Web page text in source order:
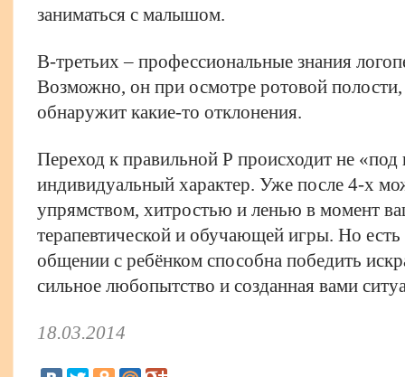
заниматься с малышом.
В-третьих – профессиональные знания
Возможно, он при осмотре ротовой
обнаружит какие-то отклонения.
Переход к правильной Р происходит не «под
индивидуальный характер. Уже после 4-х
упрямством, хитростью и ленью в момент
терапевтической и обучающей игры. Но есть
общении с ребёнком способна победить
сильное любопытство и созданная вами
18.03.2014